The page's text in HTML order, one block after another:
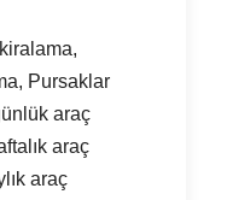
Pursaklar
araç
araç
araç